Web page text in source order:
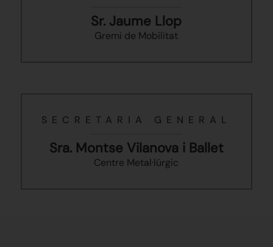
Sr. Jaume Llop
Gremi de Mobilitat
SECRETARIA GENERAL
Sra. Montse Vilanova i Ballet
Centre Metal·lúrgic